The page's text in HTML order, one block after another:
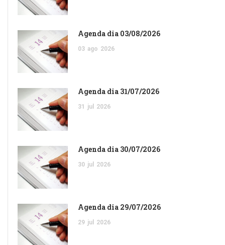
Agenda dia 03/08/2026
03 ago 2026
Agenda dia 31/07/2026
31 jul 2026
Agenda dia 30/07/2026
30 jul 2026
Agenda dia 29/07/2026
29 jul 2026